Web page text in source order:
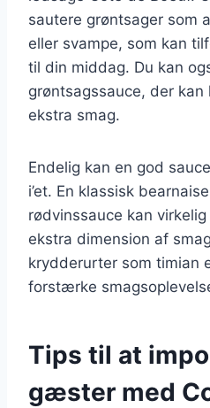
sautere grøntsager som
eller svampe, som kan
til din middag. Du kan
grøntsagssauce, der
ekstra smag.
Endelig kan en god
i’et. En klassisk
rødvinssauce kan
ekstra dimension af
krydderurter som timian
forstærke
Tips til at
gæster med